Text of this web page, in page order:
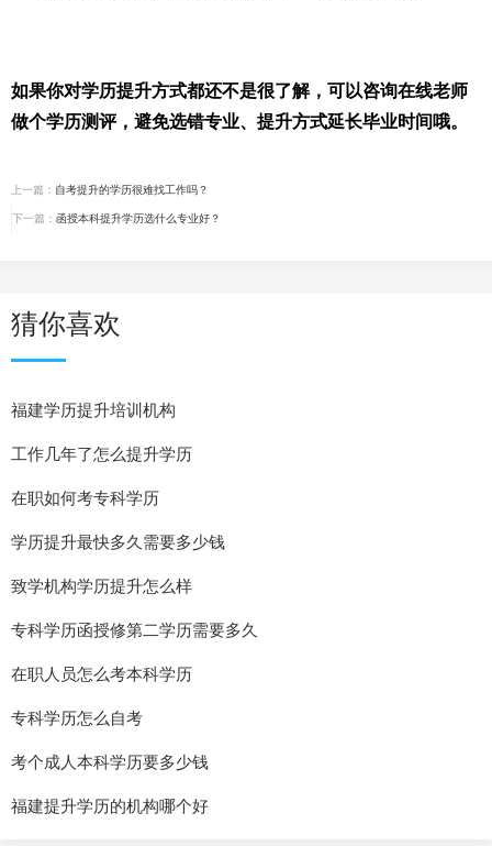
如果你对学历提升方式都还不是很了解，可以咨询在线老师
做个学历测评，避免选错专业、提升方式延长毕业时间哦。
上一篇： 自考提升的学历很难找工作吗？
下一篇： 函授本科提升学历选什么专业好？
猜你喜欢
福建学历提升培训机构
工作几年了怎么提升学历
在职如何考专科学历
学历提升最快多久需要多少钱
致学机构学历提升怎么样
专科学历函授修第二学历需要多久
在职人员怎么考本科学历
专科学历怎么自考
考个成人本科学历要多少钱
福建提升学历的机构哪个好